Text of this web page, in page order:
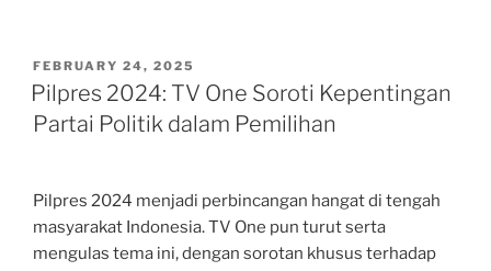
POSTED
ON
FEBRUARY 24, 2025
Pilpres 2024: TV One Soroti Kepentingan
Partai Politik dalam Pemilihan
Pilpres 2024 menjadi perbincangan hangat di tengah
masyarakat Indonesia. TV One pun turut serta
mengulas tema ini, dengan sorotan khusus terhadap